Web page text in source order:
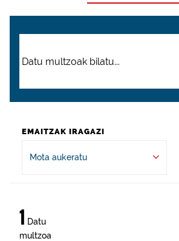
EMAITZAK IRAGAZI
Mota aukeratu
1 Datu
multzoa